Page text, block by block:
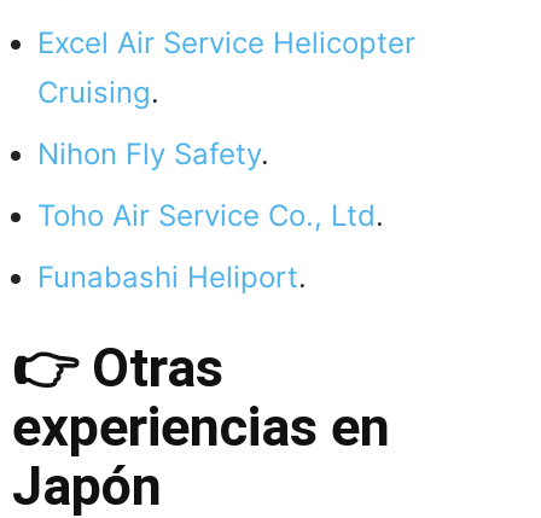
Excel Air Service Helicopter
Cruising.
Nihon Fly Safety.
Toho Air Service Co., Ltd.
Funabashi Heliport.
👉 Otras
experiencias en
Japón